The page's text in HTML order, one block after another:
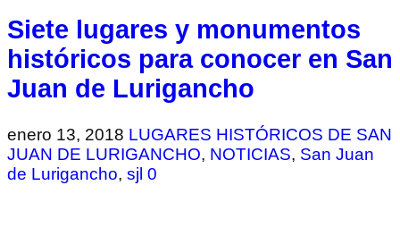
Siete lugares y monumentos
históricos para conocer en San
Juan de Lurigancho
enero 13, 2018 LUGARES HISTÓRICOS DE SAN
JUAN DE LURIGANCHO, NOTICIAS, San Juan
de Lurigancho, sjl 0